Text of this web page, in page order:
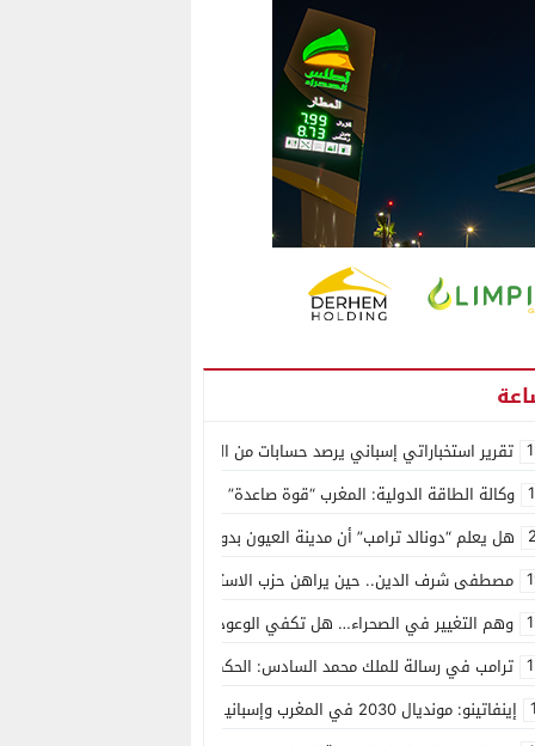
تقرير استخباراتي إسباني يرصد حسابات من الجزائر وأرقاما بـ”213+” ضمن حملة رقمية منظمة حرّضت على اقتحام سبتة
وكالة الطاقة الدولية: المغرب “قوة صاعدة” في سوق المعادن الاستراتيجية
هل يعلم “دونالد ترامب” أن مدينة العيون بدون ماء؟
مصطفى شرف الدين.. حين يراهن حزب الاستقلال على الكفاءة ويمنح الشباب
وهم التغيير في الصحراء… هل تكفي الوعود الفارغة لصناعة الواقع؟
ترامب في رسالة للملك محمد السادس: الحكم الذاتي هو الأساس الوحيد لحل
إينفاتينو: مونديال 2030 في المغرب وإسبانيا والبرتغال سيكون “الأجمل في التاريخ”